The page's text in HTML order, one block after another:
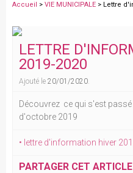
Accueil > VIE MUNICIPALE > Lettre
LETTRE
2019-2020
Ajouté le 20/01/2020.
Découvrez ce qui s'est
d'octobre 2019
• lettre d'information hiver
PARTAGER CET ARTICLE